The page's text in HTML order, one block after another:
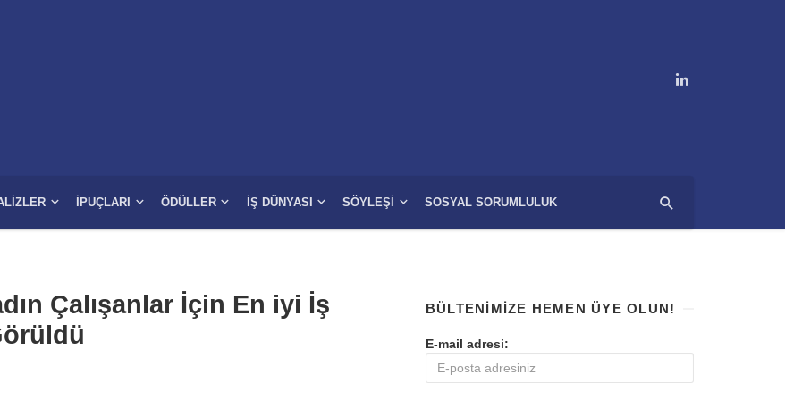
İPUÇLARI ÖDÜLLER İŞ DÜNYASI SÖYLEŞI SOSYAL SORUMLULUK
Çalışanlar İçin En iyi İş
BÜLTENIMIZE HEMEN ÜYE OLUN!
E-mail adresi: